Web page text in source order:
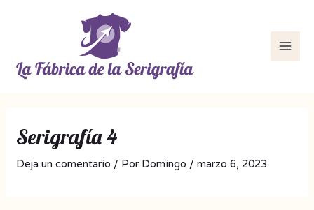
Serigrafía 4
Deja un comentario / Por Domingo /marzo 6, 2023
entradas